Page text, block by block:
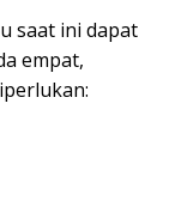
saat ini dapat
empat,